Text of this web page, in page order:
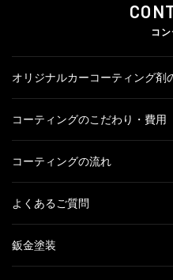
コ
オリジナルカーコーティング剤
コーティングのこだわり・費用
コーティングの流れ
よくあるご質問
鈑金塗装